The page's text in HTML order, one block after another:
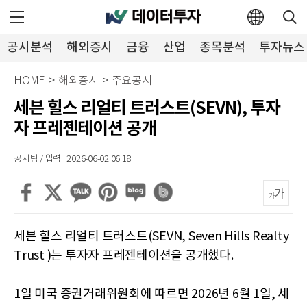
공시분석 해외증시 금융 산업 종목분석 투자뉴스
HOME > 해외증시 > 주요공시
세븐 힐스 리얼티 트러스트(SEVN), 투자
자 프레젠테이션 공개
공시팀 / 입력 : 2026-06-02 06:18
세븐 힐스 리얼티 트러스트(SEVN, Seven Hills Realty
Trust )는 투자자 프레젠테이션을 공개했다.
1일 미국 증권거래위원회에 따르면 2026년 6월 1일, 세